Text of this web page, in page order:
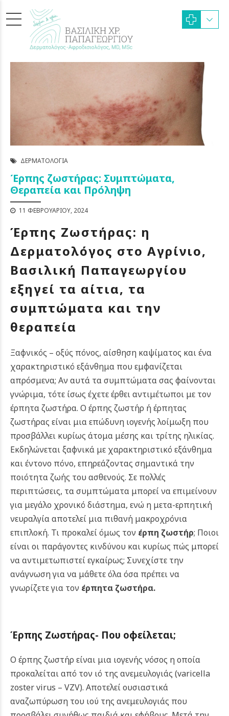
ΔΕΡΜΑΤΟΛΟΓΊΑ
Έρπης ζωστήρας: Συμπτώματα,
Θεραπεία και Πρόληψη
11 ΦΕΒΡΟΥΑΡΊΟΥ, 2024
Έρπης Ζωστήρας: η
Δερματολόγος στο Αγρίνιο,
Βασιλική Παπαγεωργίου
εξηγεί τα αίτια, τα
συμπτώματα και την
θεραπεία
Ξαφνικός – οξύς πόνος, αίσθηση καψίματος και ένα
χαρακτηριστικό εξάνθημα που εμφανίζεται
απρόσμενα; Αν αυτά τα συμπτώματα σας φαίνονται
γνώριμα, τότε ίσως έχετε έρθει αντιμέτωποι με τον
έρπητα ζωστήρα. Ο έρπης ζωστήρ ή έρπητας
ζωστήρας είναι μια επώδυνη ιογενής λοίμωξη που
προσβάλλει κυρίως άτομα μέσης και τρίτης ηλικίας.
Εκδηλώνεται ξαφνικά με χαρακτηριστικό εξάνθημα
και έντονο πόνο, επηρεάζοντας σημαντικά την
ποιότητα ζωής του ασθενούς. Σε πολλές
περιπτώσεις, τα συμπτώματα μπορεί να επιμείνουν
για μεγάλο χρονικό διάστημα, ενώ η μετα-ερπητική
νευραλγία αποτελεί μια πιθανή μακροχρόνια
επιπλοκή. Τι προκαλεί όμως τον έρπη ζωστήρ; Ποιοι
είναι οι παράγοντες κινδύνου και κυρίως πώς μπορεί
να αντιμετωπιστεί εγκαίρως; Συνεχίστε την
ανάγνωση για να μάθετε όλα όσα πρέπει να
γνωρίζετε για τον έρπητα ζωστήρα.
Έρπης Ζωστήρας- Που οφείλεται;
Ο έρπης ζωστήρ είναι μια ιογενής νόσος η οποία
προκαλείται από τον ιό της ανεμευλογιάς (varicella
zoster virus – VZV). Αποτελεί ουσιαστικά
αναζωπύρωση του ιού της ανεμευλογιάς που